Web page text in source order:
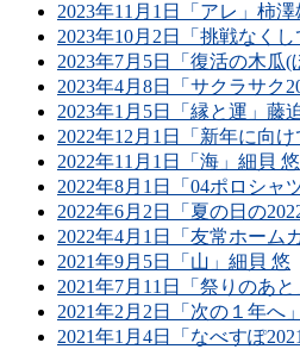
2023年11月1日「アレ」柿澤
2023年10月2日「挑戦なく
2023年7月5日「復活の木瓜(
2023年4月8日「サクラサク
2023年1月5日「縁と運」藤
2022年12月1日「新年に向
2022年11月1日「海」細貝 悠
2022年8月1日「04ポロシャ
2022年6月2日「夏の日の
2022年4月1日「友常ホーム
2021年9月5日「山」細貝 悠
2021年7月11日「祭りのあ
2021年2月2日「次の１年へ
2021年1月4日「なべすぽ